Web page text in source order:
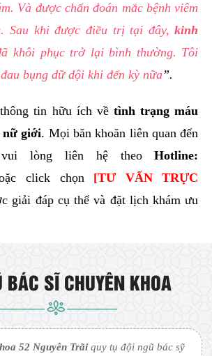
Và được chẩn đoán mắc bệnh viêm
Sau khi được điều trị tại đây,kinh
khôi phục trở lại bình thường. Tôi
bụng dữ dội khi đến kỳ nữa”.
tin hữu ích vềtình trạng máu
nữ giới. Mọi băn khoăn liên quan đến
vui lòng liên hệ theoHotline:
click chọn[TƯ VẤN TRỰC
giải đáp cụ thể và đặt lịch khám ưu
BÁC SĨ CHUYÊN KHOA
52 Nguyễn Trãi quy tụ đội ngũ bác sỹ